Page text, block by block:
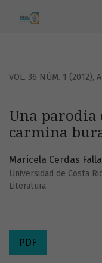
VOL. 36 NÚM. 1 (2012),
Una parodia
carmina
Maricela Cerdas
Universidad de Costa
Literatura
PDF